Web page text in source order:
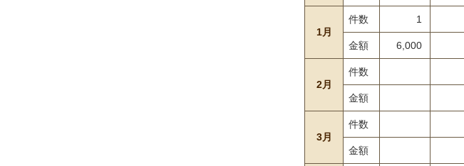
1月
件数 1
金額 6,000
2月
件数
金額
3月
件数
金額